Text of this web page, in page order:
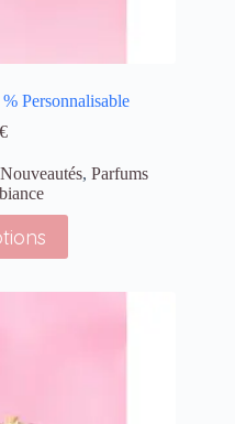
Personnalisable
€
Nouveautés, Parfums